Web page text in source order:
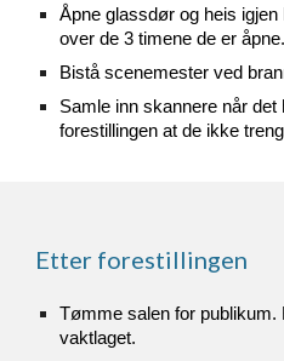
Åpne glassdør og heis
over de 3 timene de er åpne.
Bistå scenemester ved
Samle inn skannere når det
forestillingen at de ikke
Etter forestillingen
Tømme salen for
vaktlaget.